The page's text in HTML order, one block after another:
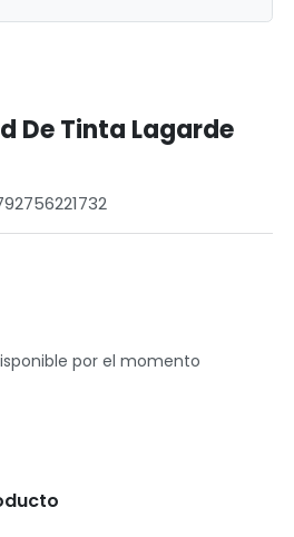
De Tinta Lagarde
por el momento